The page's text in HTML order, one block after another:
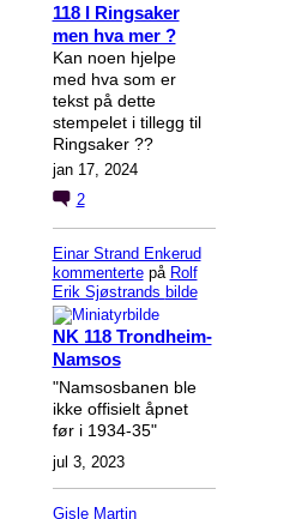
118 I Ringsaker
men hva mer ?
Kan noen hjelpe
med hva som er
tekst på dette
stempelet i tillegg til
Ringsaker ??
jan 17, 2024
2
Einar Strand Enkerud
kommentertepå Rolf
Erik Sjøstrands bilde
NK 118 Trondheim-
Namsos
"Namsosbanen ble
ikke offisielt åpnet
før i 1934-35"
jul 3, 2023
Gisle Martin